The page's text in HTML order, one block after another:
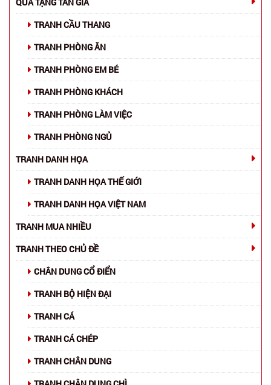
TRANH CẦU THANG
TRANH PHÒNG ĂN
TRANH PHÒNG EM BÉ
TRANH PHÒNG KHÁCH
TRANH PHÒNG LÀM VIỆC
TRANH PHÒNG NGỦ
TRANH DANH HỌA
TRANH DANH HỌA THẾ GIỚI
TRANH DANH HỌA VIỆT NAM
TRANH MUA NHIỀU
TRANH THEO CHỦ ĐỀ
CHÂN DUNG CỔ ĐIỂN
TRANH BỘ HIỆN ĐẠI
TRANH CÁ
TRANH CÁ CHÉP
TRANH CHÂN DUNG